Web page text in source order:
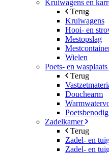
Kruiwagens en
Terug
Kruiwagens
Hooi- en
Mestopslag
Wielen
Poets- en wasplaats
Terug
Douchearm
Zadelkamer
Terug
Zadel- en
Zadel- en